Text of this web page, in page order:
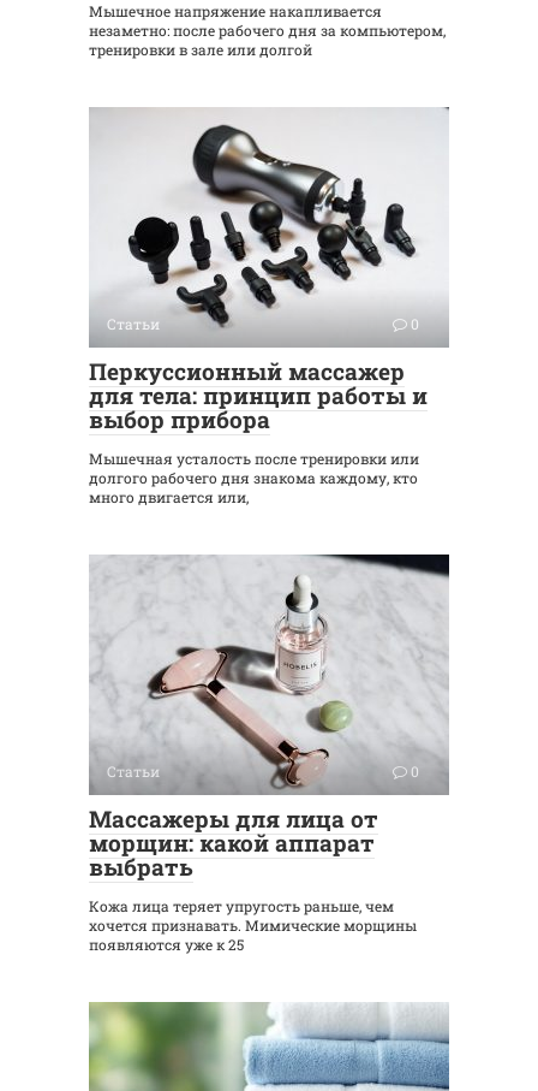
Мышечное напряжение накапливается
незаметно: после рабочего дня за компьютером,
тренировки в зале или долгой
Статьи 0
Перкуссионный массажер
для тела: принцип работы и
выбор прибора
Мышечная усталость после тренировки или
долгого рабочего дня знакома каждому, кто
много двигается или,
Статьи 0
Массажеры для лица от
морщин: какой аппарат
выбрать
Кожа лица теряет упругость раньше, чем
хочется признавать. Мимические морщины
появляются уже к 25